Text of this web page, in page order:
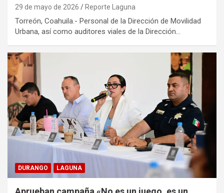
29 de mayo de 2026 Reporte Laguna
Torreón, Coahuila.- Personal de la Dirección de Movilidad
Urbana, así como auditores viales de la Dirección…
DURANGO LAGUNA